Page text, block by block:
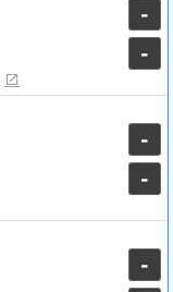
-
-
-
-
-